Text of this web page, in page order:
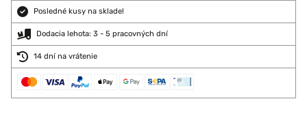
Posledné kusy na sklade!
Dodacia lehota: 3 - 5 pracovných dní
14 dní na vrátenie